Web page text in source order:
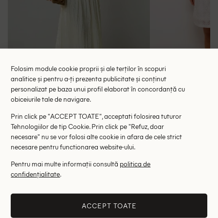
72.50 lei
RRP: 145.00 lei
Folosim module cookie proprii și ale terților în scopuri
analitice și pentru a-ți prezenta publicitate și conținut
personalizat pe baza unui profil elaborat în concordanță cu
obiceiurile tale de navigare.
Prin click pe "ACCEPT TOATE", acceptati folosirea tuturor
Tehnologiilor de tip Cookie. Prin click pe "Refuz, doar
necesare" nu se vor folosi alte cookie in afara de cele strict
necesare pentru functionarea website-ului.
Pentru mai multe informații consultă politica de
confidențialitate.
ACCEPT TOATE